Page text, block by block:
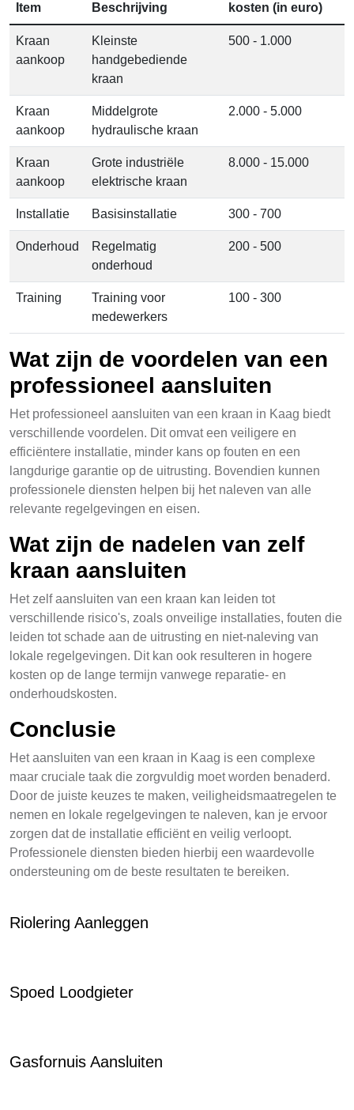
Item Beschrijving
kosten (in euro)
Kraan
aankoop
Kleinste
handgebediende
kraan
500 - 1.000
Kraan
aankoop
Middelgrote
hydraulische kraan
2.000 - 5.000
Kraan
aankoop
Grote industriële
elektrische kraan
8.000 - 15.000
Installatie Basisinstallatie 300 - 700
Onderhoud
Regelmatig
onderhoud
200 - 500
Training
Training voor
medewerkers
100 - 300
Wat zijn de voordelen van een
professioneel aansluiten
Het professioneel aansluiten van een kraan in Kaag biedt
verschillende voordelen. Dit omvat een veiligere en
efficiëntere installatie, minder kans op fouten en een
langdurige garantie op de uitrusting. Bovendien kunnen
professionele diensten helpen bij het naleven van alle
relevante regelgevingen en eisen.
Wat zijn de nadelen van zelf
kraan aansluiten
Het zelf aansluiten van een kraan kan leiden tot
verschillende risico's, zoals onveilige installaties, fouten die
leiden tot schade aan de uitrusting en niet-naleving van
lokale regelgevingen. Dit kan ook resulteren in hogere
kosten op de lange termijn vanwege reparatie- en
onderhoudskosten.
Conclusie
Het aansluiten van een kraan in Kaag is een complexe
maar cruciale taak die zorgvuldig moet worden benaderd.
Door de juiste keuzes te maken, veiligheidsmaatregelen te
nemen en lokale regelgevingen te naleven, kan je ervoor
zorgen dat de installatie efficiënt en veilig verloopt.
Professionele diensten bieden hierbij een waardevolle
ondersteuning om de beste resultaten te bereiken.
Riolering Aanleggen
Spoed Loodgieter
Gasfornuis Aansluiten